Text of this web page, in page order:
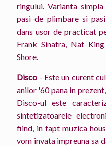
ringului. Varianta
pasi de plimbare si
dans usor de practicat
Frank Sinatra, Nat
Shore.
Disco - Este un curent
anilor '60 pana in
Disco-ul este
sintetizatoarele
fiind, in fapt muzica
vom invata impreuna sa